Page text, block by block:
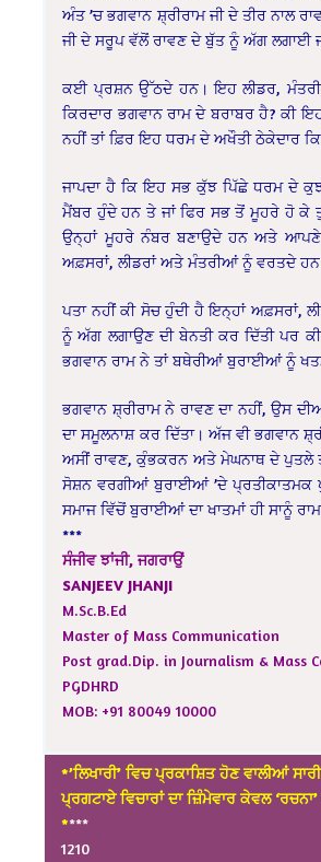
ਅੰਤ ’ਚ ਭਗਵਾਨ ਸ਼੍ਰੀਰਾਮ ਜੀ ਦੇ ਤੀਰ ਨਾਲ
ਜੀ ਦੇ ਸਰੂਪ ਵੱਲੋਂ ਰਾਵਣ ਦੇ ਬੁੱਤ ਨੂੰ ਅੱਗ ਲਗਾਈ
ਕਈ ਪ੍ਰਸ਼ਨ ਉੱਠਦੇ ਹਨ। ਇਹ ਲੀਡਰ, ਮੰਤਰੀ
ਕਿਰਦਾਰ ਭਗਵਾਨ ਰਾਮ ਦੇ ਬਰਾਬਰ ਹੈ? ਕੀ
ਨਹੀਂ ਤਾਂ ਫ਼ਿਰ ਇਹ ਧਰਮ ਦੇ ਅਖੌਤੀ ਠੇਕੇਦਾਰ
ਜਾਪਦਾ ਹੈ ਕਿ ਇਹ ਸਭ ਕੁੱਝ ਪਿੱਛੇ ਧਰਮ ਦੇ
ਮੈਂਬਰ ਹੁੰਦੇ ਹਨ ਤੇ ਜਾਂ ਫਿਰ ਸਭ ਤੋਂ ਮੂਹਰੇ ਹੋ ਕੇ
ਉਨ੍ਹਾਂ ਮੂਹਰੇ ਨੰਬਰ ਬਣਾਉਦੇ ਹਨ ਅਤੇ ਆਪਣੇ
ਅਫ਼ਸਰਾਂ, ਲੀਡਰਾਂ ਅਤੇ ਮੰਤਰੀਆਂ ਨੂੰ ਵਰਤਦੇ ਹਨ।
ਪਤਾ ਨਹੀਂ ਕੀ ਸੋਚ ਹੁੰਦੀ ਹੈ ਇਨ੍ਹਾਂ ਅਫ਼ਸਰਾਂ,
ਨੂੰ ਅੱਗ ਲਗਾਉਣ ਦੀ ਬੇਨਤੀ ਕਰ ਦਿੱਤੀ ਪਰ
ਭਗਵਾਨ ਰਾਮ ਨੇ ਤਾਂ ਬਥੇਰੀਆਂ ਬੁਰਾਈਆਂ ਨੂੰ
ਭਗਵਾਨ ਸ਼੍ਰੀਰਾਮ ਨੇ ਰਾਵਣ ਦਾ ਨਹੀਂ, ਉਸ
ਦਾ ਸਮੂਲਨਾਸ਼ ਕਰ ਦਿੱਤਾ। ਅੱਜ ਵੀ ਭਗਵਾਨ
ਅਸੀਂ ਰਾਵਣ, ਕੁੰਭਕਰਨ ਅਤੇ ਮੇਘਨਾਥ ਦੇ ਪੁਤਲੇ
ਸੋਸ਼ਨ ਵਰਗੀਆਂ ਬੁਰਾਈਆਂ ’ਦੇ ਪ੍ਰਤੀਕਾਤਮਕ
ਸਮਾਜ ਵਿੱਚੋਂ ਬੁਰਾਈਆਂ ਦਾ ਖਾਤਮਾਂ ਹੀ ਸਾਨੂੰ
***
ਸੰਜੀਵ ਝਾਂਜੀ, ਜਗਰਾਉਂ
SANJEEV JHANJI
M.Sc.B.Ed
Master of Mass Communication
Post grad.Dip. in Journalism & Mass
PGDHRD
MOB: +91 80049 10000
*’ਲਿਖਾਰੀ’ ਵਿਚ ਪ੍ਰਕਾਸ਼ਿਤ ਹੋਣ ਵਾਲੀਆਂ
ਪ੍ਰਗਟਾਏ ਵਿਚਾਰਾਂ ਦਾ ਜ਼ਿੰਮੇਵਾਰ ਕੇਵਲ
****
1210